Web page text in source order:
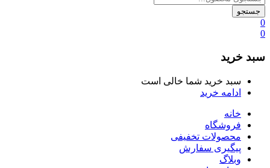
جستجو
0
0
سبد خرید
سبد خرید شما خالی است
ادامه خرید
خانه
فروشگاه
محصولات تخفیفی
پیگیری سفارش
وبلاگ